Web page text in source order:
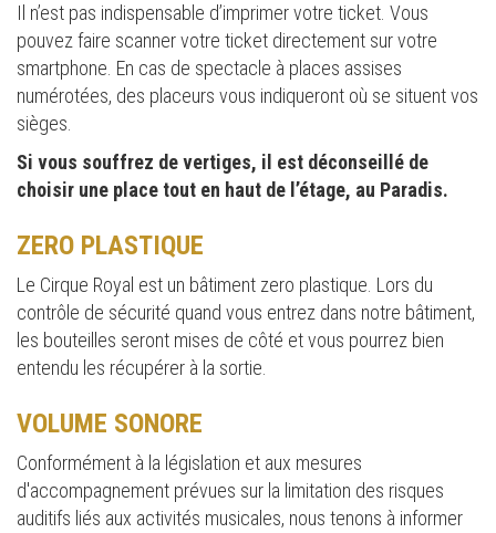
Il n’est pas indispensable d’imprimer votre ticket. Vous
pouvez faire scanner votre ticket directement sur votre
smartphone. En cas de spectacle à places assises
numérotées, des placeurs vous indiqueront où se situent vos
sièges.
Si vous souffrez de vertiges, il est déconseillé de
choisir une place tout en haut de l’étage, au Paradis.
ZERO PLASTIQUE
Le Cirque Royal est un bâtiment zero plastique. Lors du
contrôle de sécurité quand vous entrez dans notre bâtiment,
les bouteilles seront mises de côté et vous pourrez bien
entendu les récupérer à la sortie.
VOLUME SONORE
Conformément à la législation et aux mesures
d'accompagnement prévues sur la limitation des risques
auditifs liés aux activités musicales, nous tenons à informer